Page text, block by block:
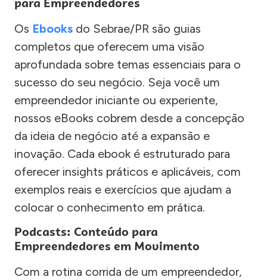
Os Ebooks do Sebrae/PR são guias
completos que oferecem uma visão
aprofundada sobre temas essenciais para o
sucesso do seu negócio. Seja você um
empreendedor iniciante ou experiente,
nossos eBooks cobrem desde a concepção
da ideia de negócio até a expansão e
inovação. Cada ebook é estruturado para
oferecer insights práticos e aplicáveis, com
exemplos reais e exercícios que ajudam a
colocar o conhecimento em prática.
Podcasts: Conteúdo para
Empreendedores em Movimento
Com a rotina corrida de um empreendedor,